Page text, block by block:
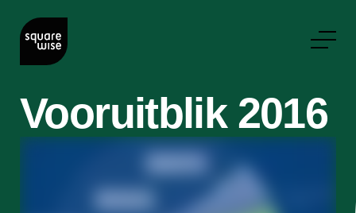
Vooruitblik 2016